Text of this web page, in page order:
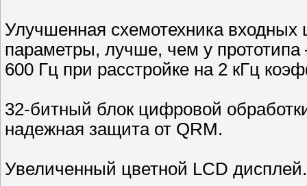
Улучшенная схемотехника входных
параметры, лучше, чем у
600 Гц при расстройке на 2 кГц
32-битный блок цифровой
надежная защита от QRM.
Увеличенный цветной LCD дисплей.